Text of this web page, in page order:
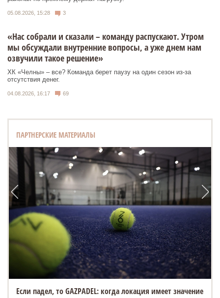
05.08.2026, 15:28 3
«Нас собрали и сказали – команду распускают. Утром
мы обсуждали внутренние вопросы, а уже днем нам
озвучили такое решение»
ХК «Челны» – все? Команда берет паузу на один сезон из-за
отсутствия денег.
04.08.2026, 16:17 69
ПАРТНЕРСКИЕ МАТЕРИАЛЫ
Если падел, то GAZPADEL: когда локация имеет значение